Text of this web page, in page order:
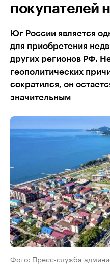
Юг России является
для приобретения
других регионов РФ.
геополитических
сократился, он
значительным
Фото: Пресс-служба